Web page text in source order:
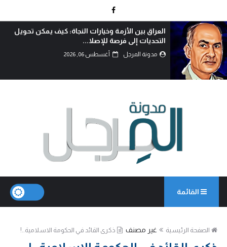
الوطنجية… عندما يُستغل علم العراق لإثارة الفتنة..!
مدونة المرجل أغسطس 06, 2026
القائمة
الصفحة الرئيسية غير مصنف ذكرى القائد في الحكومة الاسلامية..!